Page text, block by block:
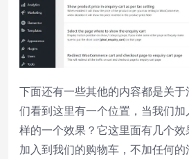
下面还有一些其他的内容都是关
们看到这里有一个位置，当我们
样的一个效果？它这里面有几个
加入到我们的购物车，不加任何